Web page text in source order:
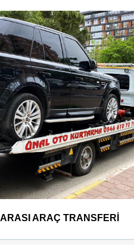
ARAÇ TRANSFERİ